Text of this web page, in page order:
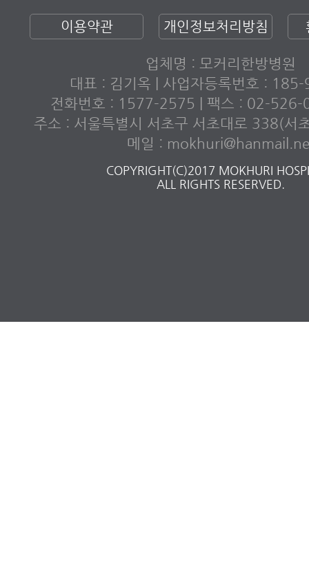
이용약관 개인정보처리방침
업체명 : 모커리한방병원
대표 : 김기옥 | 사업자등록번호 :
전화번호 : 1577-2575 | 팩스 : 02-526-
주소 : 서울특별시 서초구 서초대로 338(서
메일 :
COPYRIGHT(C)2017 MOKHURI
ALL RIGHTS RESERVED.